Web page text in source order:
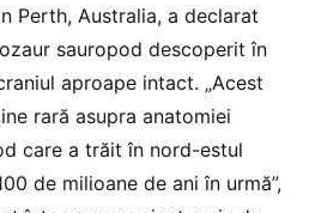
Perth, Australia, a declarat
sauropod descoperit în
aproape intact. „Acest
rară asupra anatomiei
care a trăit în nord-estul
de milioane de ani în urmă”,